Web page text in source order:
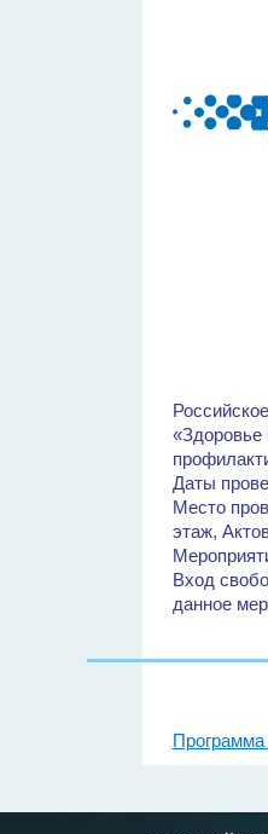
«Здоровье
Даты
Место
этаж,
Вход
данное